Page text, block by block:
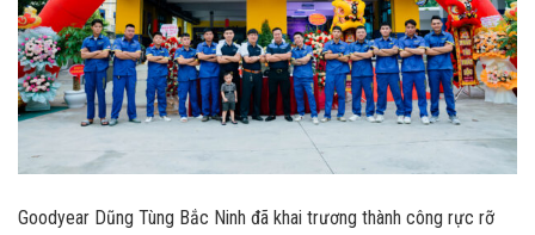
Goodyear Dũng Tùng Bắc Ninh đã khai trương thành công rực rỡ